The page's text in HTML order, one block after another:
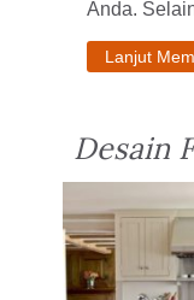
Anda.
Lanjut
Desain